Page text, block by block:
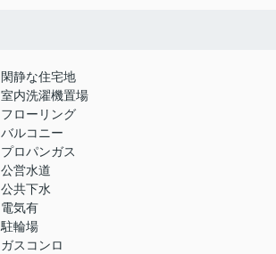
閑静な住宅地
室内洗濯機置場
フローリング
バルコニー
プロパンガス
公営水道
公共下水
電気有
駐輪場
ガスコンロ